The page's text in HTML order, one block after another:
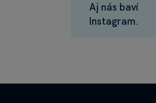
Aj nás baví
Instagram.